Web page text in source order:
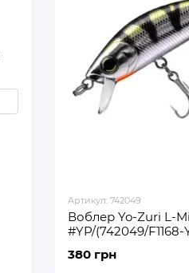
Артикул: 742049
Воблер Yo-Zuri L-
#YP/(742049/F1168-
380 грн